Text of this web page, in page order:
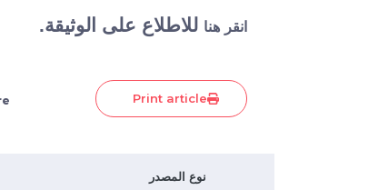
انقر هنا للاطلاع على الوثيقة.
Print article
نوع المصدر